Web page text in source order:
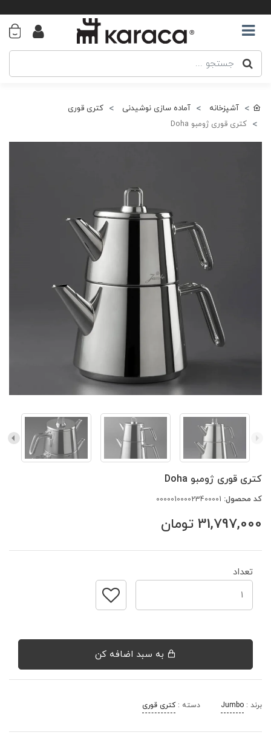
آشپزخانه آماده سازی نوشیدنی
کتری قوری
کتری قوری ژومبو Doha
کتری قوری ژومبو Doha
کد محصول:
31,797,000 تومان
تعداد
برند : Jumbo دسته :کتری قوری